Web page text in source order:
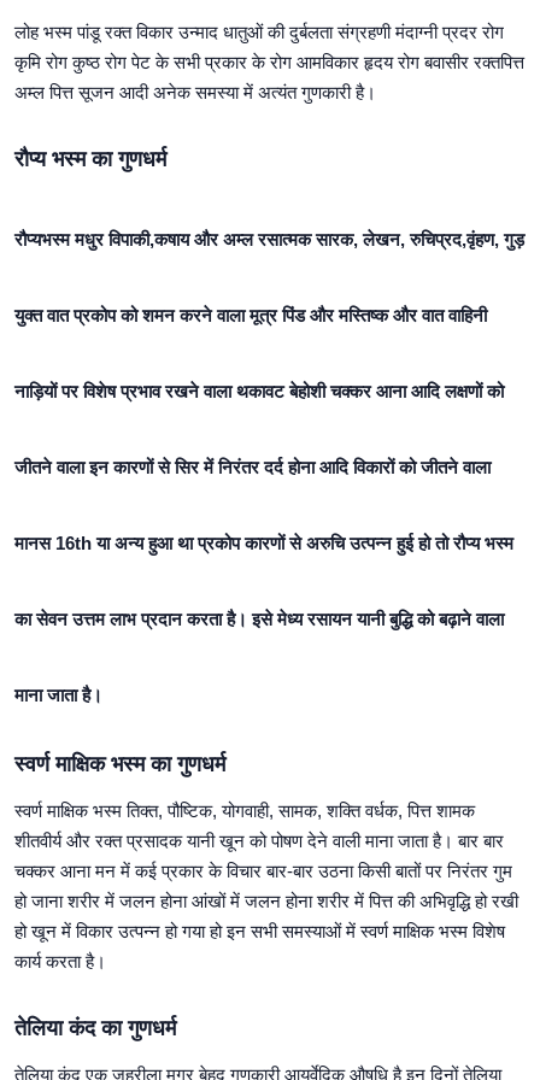
लोह भस्म पांडू रक्त विकार उन्माद धातुओं की दुर्बलता संग्रहणी मंदाग्नी प्रदर रोग
कृमि रोग कुष्ठ रोग पेट के सभी प्रकार के रोग आमविकार हृदय रोग बवासीर रक्तपित्त
अम्ल पित्त सूजन आदी अनेक समस्या में अत्यंत गुणकारी है।
रौप्य भस्म का गुणधर्म
रौप्यभस्म मधुर विपाकी,कषाय और अम्ल रसात्मक सारक, लेखन, रुचिप्रद,वृंहण, गुड़
युक्त वात प्रकोप को शमन करने वाला मूत्र पिंड और मस्तिष्क और वात वाहिनी
नाड़ियों पर विशेष प्रभाव रखने वाला थकावट बेहोशी चक्कर आना आदि लक्षणों को
जीतने वाला इन कारणों से सिर में निरंतर दर्द होना आदि विकारों को जीतने वाला
मानस 16th या अन्य हुआ था प्रकोप कारणों से अरुचि उत्पन्न हुई हो तो रौप्य भस्म
का सेवन उत्तम लाभ प्रदान करता है। इसे मेध्य रसायन यानी बुद्धि को बढ़ाने वाला
माना जाता है।
स्वर्ण माक्षिक भस्म का गुणधर्म
स्वर्ण माक्षिक भस्म तिक्त, पौष्टिक, योगवाही, सामक, शक्ति वर्धक, पित्त शामक
शीतवीर्य और रक्त प्रसादक यानी खून को पोषण देने वाली माना जाता है। बार बार
चक्कर आना मन में कई प्रकार के विचार बार-बार उठना किसी बातों पर निरंतर गुम
हो जाना शरीर में जलन होना आंखों में जलन होना शरीर में पित्त की अभिवृद्धि हो रखी
हो खून में विकार उत्पन्न हो गया हो इन सभी समस्याओं में स्वर्ण माक्षिक भस्म विशेष
कार्य करता है।
तेलिया कंद का गुणधर्म
तेलिया कंद एक जहरीला मगर बेहद गुणकारी आयुर्वेदिक औषधि है इन दिनों तेलिया